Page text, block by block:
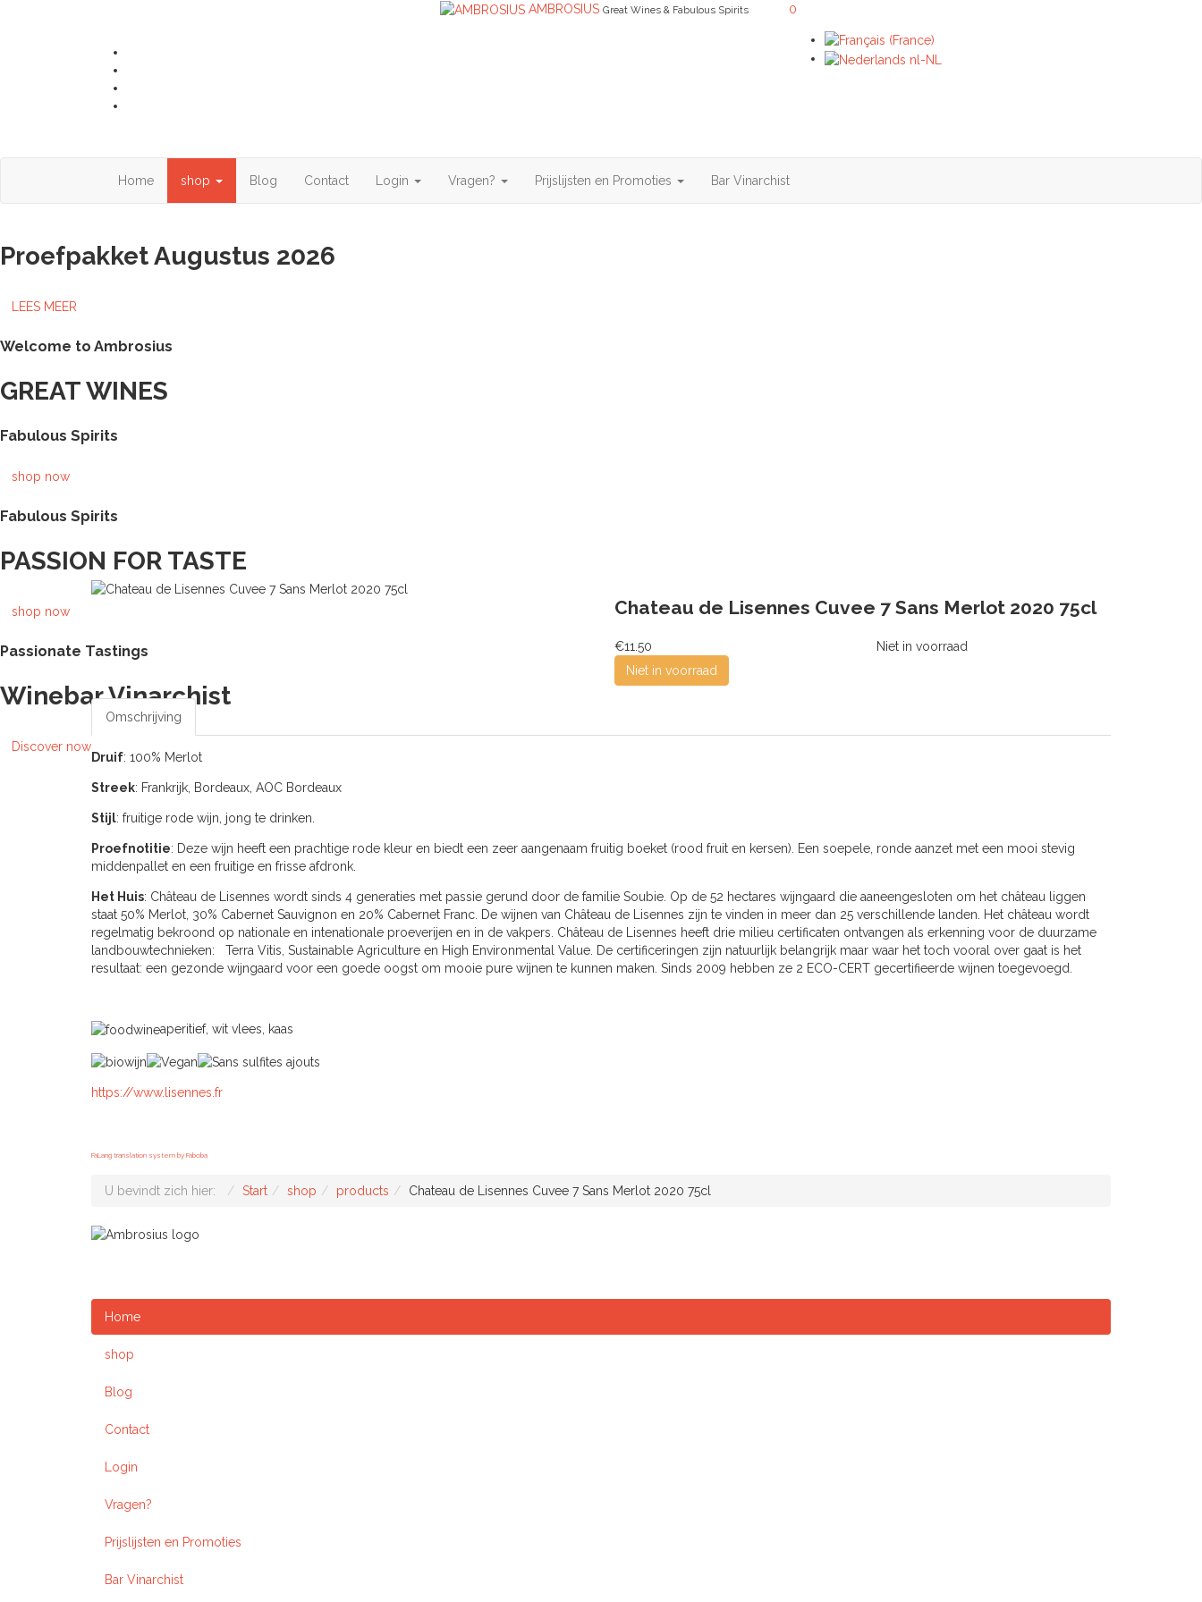
AMBROSIUS Great Wines & Fabulous Spirits 0
Home shop Blog Contact Login Vragen? Prijslijsten en Promoties Bar Vinarchist
Proefpakket Augustus 2026
LEES MEER
Welcome to Ambrosius
GREAT WINES
Fabulous Spirits
shop now
Fabulous Spirits
PASSION FOR TASTE
shop now
Passionate Tastings
Winebar Vinarchist
Discover now
Chateau de Lisennes Cuvee 7 Sans Merlot 2020 75cl
€11.50 Niet in voorraad
Omschrijving
Druif: 100% Merlot
Streek: Frankrijk, Bordeaux, AOC Bordeaux
Stijl: fruitige rode wijn, jong te drinken.
Proefnotitie: Deze wijn heeft een prachtige rode kleur en biedt een zeer aangenaam fruitig boeket (rood fruit en kersen). Een soepele, ronde aanzet met een mooi stevig
middenpallet en een fruitige en frisse afdronk.
Het Huis: Château de Lisennes wordt sinds 4 generaties met passie gerund door de familie Soubie. Op de 52 hectares wijngaard die aaneengesloten om het château liggen
staat 50% Merlot, 30% Cabernet Sauvignon en 20% Cabernet Franc. De wijnen van Château de Lisennes zijn te vinden in meer dan 25 verschillende landen. Het château wordt
regelmatig bekroond op nationale en intenationale proeverijen en in de vakpers. Château de Lisennes heeft drie milieu certificaten ontvangen als erkenning voor de duurzame
landbouwtechnieken: Terra Vitis, Sustainable Agriculture en High Environmental Value. De certificeringen zijn natuurlijk belangrijk maar waar het toch vooral over gaat is het
resultaat: een gezonde wijngaard voor een goede oogst om mooie pure wijnen te kunnen maken. Sinds 2009 hebben ze 2 ECO-CERT gecertifieerde wijnen toegevoegd.
aperitief, wit vlees, kaas
https://www.lisennes.fr
FaLang translation system by Faboba
U bevindt zich hier: Start shop products Chateau de Lisennes Cuvee 7 Sans Merlot 2020 75cl
Home
shop
Blog
Contact
Login
Vragen?
Prijslijsten en Promoties
Bar Vinarchist